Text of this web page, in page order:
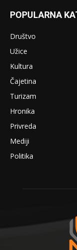
POPULARNA
Društvo
Užice
Kultura
Čajetina
Turizam
Hronika
Privreda
Mediji
Politika